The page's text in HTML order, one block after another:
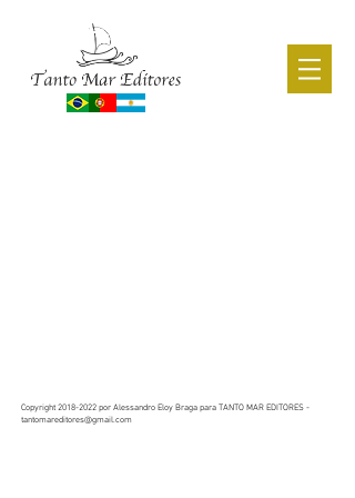
CATÁLOGO ACADÊMICO
Copyright 2018-2022 por Alessandro Eloy Braga para TANTO MAR EDITORES -
tantomareditores@gmail.com